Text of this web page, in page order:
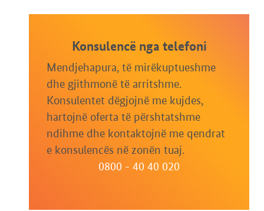
Konsulencë nga telefoni
Mendjehapura, të mirëkuptueshme
dhe gjithmonë të arritshme.
Konsulentet dëgjojnë me kujdes,
hartojnë oferta të përshtatshme
ndihme dhe kontaktojnë me qendrat
e konsulencës në zonën tuaj.
0800 - 40 40 020